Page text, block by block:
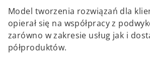
Model tworzenia rozwiązań dla
opierał się na współpracy z
zarówno w zakresie usług jak i
półproduktów.